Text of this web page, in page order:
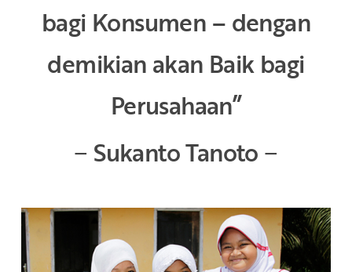
bagi Konsumen – dengan
demikian akan Baik bagi
Perusahaan”
− Sukanto Tanoto −